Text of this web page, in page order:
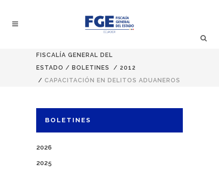
FISCALÍA GENERAL DEL
ESTADO / BOLETINES / 2012
/ CAPACITACIÓN EN DELITOS ADUANEROS
BOLETINES
2026
2025